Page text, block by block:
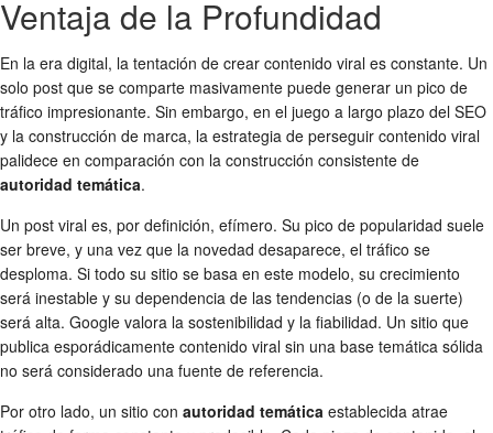
Ventaja de la Profundidad
En la era digital, la tentación de crear contenido viral es constante. Un
solo post que se comparte masivamente puede generar un pico de
tráfico impresionante. Sin embargo, en el juego a largo plazo del SEO
y la construcción de marca, la estrategia de perseguir contenido viral
palidece en comparación con la construcción consistente de
autoridad temática.
Un post viral es, por definición, efímero. Su pico de popularidad suele
ser breve, y una vez que la novedad desaparece, el tráfico se
desploma. Si todo su sitio se basa en este modelo, su crecimiento
será inestable y su dependencia de las tendencias (o de la suerte)
será alta. Google valora la sostenibilidad y la fiabilidad. Un sitio que
publica esporádicamente contenido viral sin una base temática sólida
no será considerado una fuente de referencia.
Por otro lado, un sitio con autoridad temática establecida atrae